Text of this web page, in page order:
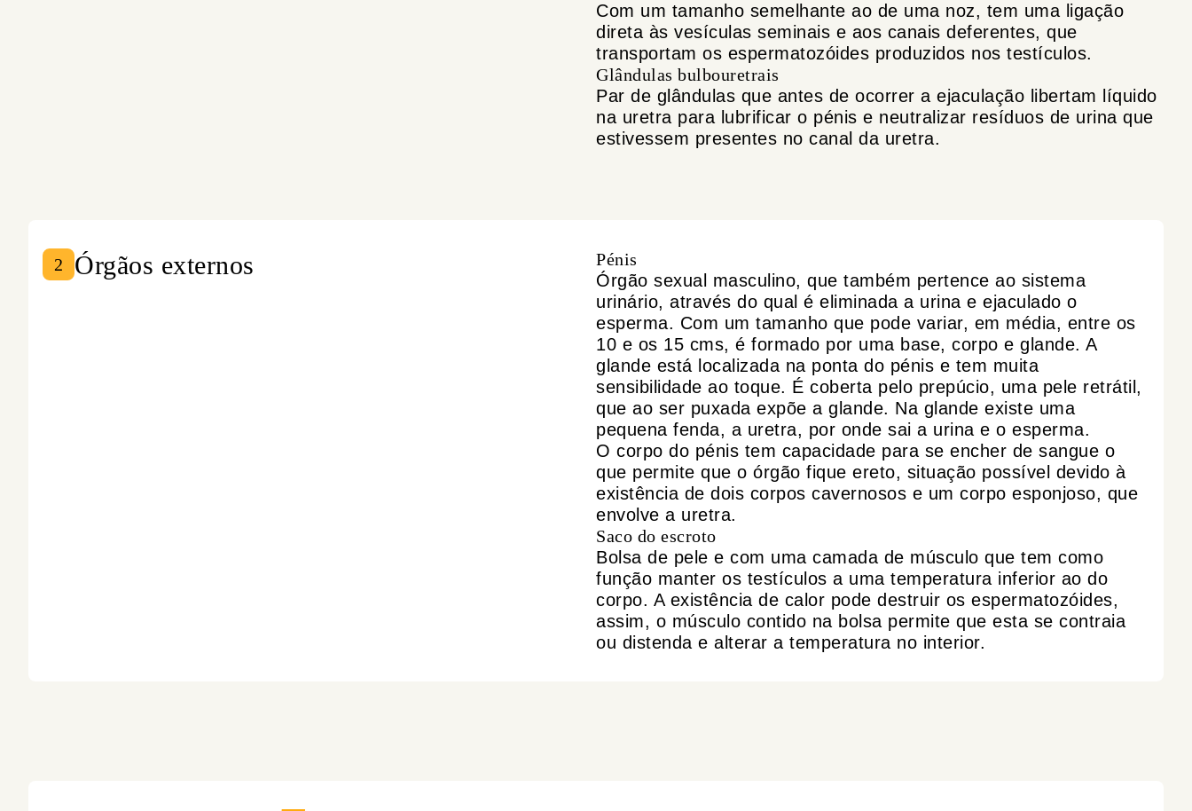
Com um tamanho semelhante ao de uma noz, tem uma ligação
direta às vesículas seminais e aos canais deferentes, que
transportam os espermatozóides produzidos nos testículos.
Glândulas bulbouretrais
Par de glândulas que antes de ocorrer a ejaculação libertam líquido
na uretra para lubrificar o pénis e neutralizar resíduos de urina que
estivessem presentes no canal da uretra.
2 Órgãos externos
Pénis
Órgão sexual masculino, que também pertence ao sistema
urinário, através do qual é eliminada a urina e ejaculado o
esperma. Com um tamanho que pode variar, em média, entre os
10 e os 15 cms, é formado por uma base, corpo e glande. A
glande está localizada na ponta do pénis e tem muita
sensibilidade ao toque. É coberta pelo prepúcio, uma pele retrátil,
que ao ser puxada expõe a glande. Na glande existe uma
pequena fenda, a uretra, por onde sai a urina e o esperma.
O corpo do pénis tem capacidade para se encher de sangue o
que permite que o órgão fique ereto, situação possível devido à
existência de dois corpos cavernosos e um corpo esponjoso, que
envolve a uretra.
Saco do escroto
Bolsa de pele e com uma camada de músculo que tem como
função manter os testículos a uma temperatura inferior ao do
corpo. A existência de calor pode destruir os espermatozóides,
assim, o músculo contido na bolsa permite que esta se contraia
ou distenda e alterar a temperatura no interior.